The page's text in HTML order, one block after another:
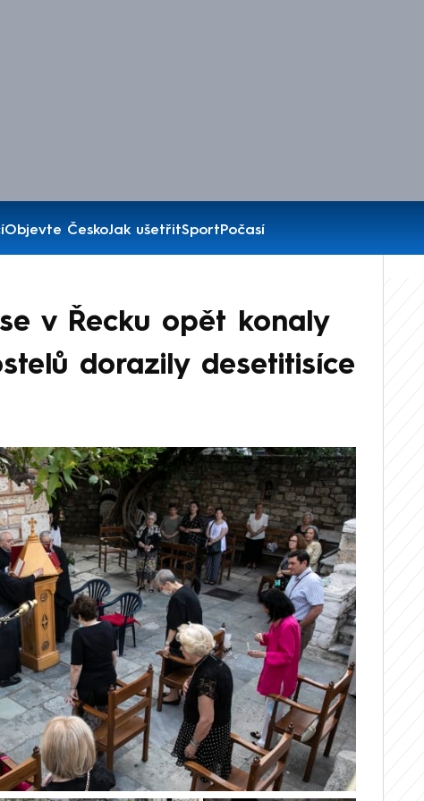
Objevte ČeskoJak ušetřitSportPočasí
v Řecku opět konaly
dorazily desetitisíce